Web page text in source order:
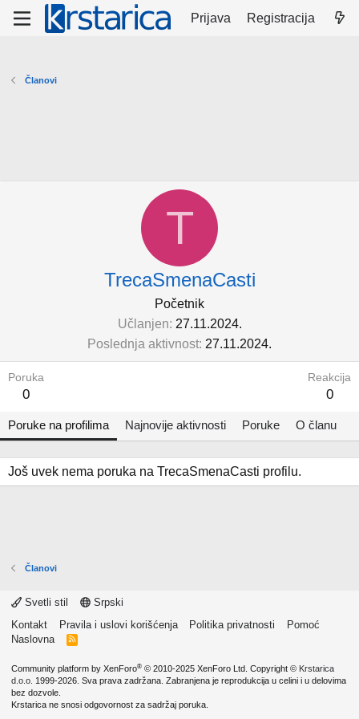
Prijava Registracija
Članovi
T
TrecaSmenaCasti
Početnik
Učlanjen 27.11.2024.
Poslednja aktivnost 27.11.2024.
Poruka
0
Reakcija
0
Poruke na profilima Najnovije aktivnosti Poruke O članu
Još uvek nema poruka na TrecaSmenaCasti profilu.
Članovi
Svetli stil
Srpski
Kontakt
Pravila i uslovi korišćenja Politika privatnosti
Pomoć
Naslovna
R
Community platform by XenForo® © 2010-2025 XenForo Ltd. Copyright © Krstarica
d.o.o. 1999-2026. Sva prava zadržana. Zabranjena je reprodukcija u celini i u delovima
bez dozvole.
Krstarica ne snosi odgovornost za sadržaj poruka.